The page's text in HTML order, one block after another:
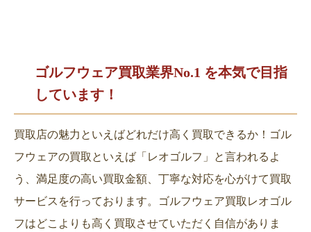
ゴルフウェア買取業界No.1 を本気で目指
しています！
買取店の魅力といえばどれだけ高く買取できるか！ゴル
フウェアの買取といえば「レオゴルフ」と言われるよ
う、満足度の高い買取金額、丁寧な対応を心がけて買取
サービスを行っております。ゴルフウェア買取レオゴル
フはどこよりも高く買取させていただく自信がありま